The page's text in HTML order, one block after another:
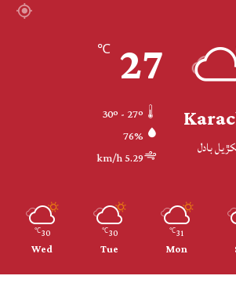
بادل
27
℃
76%
5.29 km/h
31
℃
Mon
30
℃
Tue
30
℃
Wed